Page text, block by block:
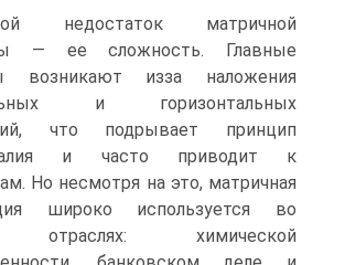
недостаток матричной
— ее сложность. Главные
возникают изза наложения
и горизонтальных
что подрывает принцип
и часто приводит к
Но несмотря на это, матричная
широко используется во
отраслях: химической